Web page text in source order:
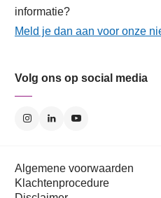
informatie?
Meld je dan aan voor onze
Volg ons op social media
Algemene voorwaarden
Klachtenprocedure